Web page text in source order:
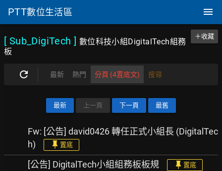
PTT數位生活區
[ Sub_DigiTech ] 數位科技小組DigitalTech組務
板
＋收藏
最新 熱門 分頁 (4置底文) 搜尋
最新 上一頁 下一頁 最舊
Fw: [公告] david0426 轉任正式小組長 (DigitalTec
h)
置底
[公告] DigitalTech小組組務板板規 置底